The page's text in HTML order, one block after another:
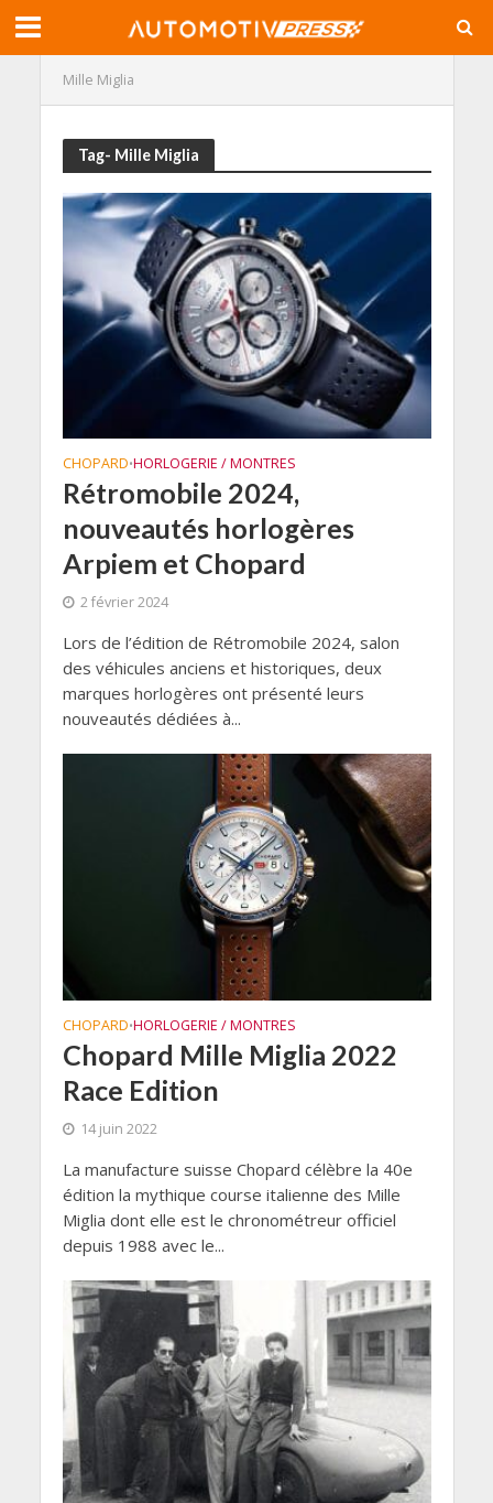
Mille Miglia
Tag- Mille Miglia
CHOPARD•HORLOGERIE / MONTRES
Rétromobile 2024,
nouveautés horlogères
Arpiem et Chopard
2 février 2024
Lors de l’édition de Rétromobile 2024, salon
des véhicules anciens et historiques, deux
marques horlogères ont présenté leurs
nouveautés dédiées à...
CHOPARD•HORLOGERIE / MONTRES
Chopard Mille Miglia 2022
Race Edition
14 juin 2022
La manufacture suisse Chopard célèbre la 40e
édition la mythique course italienne des Mille
Miglia dont elle est le chronométreur officiel
depuis 1988 avec le...